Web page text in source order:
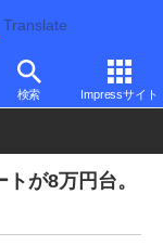
Translate
検索 Impressサイト
ン ノートパソコン
が8万円台。